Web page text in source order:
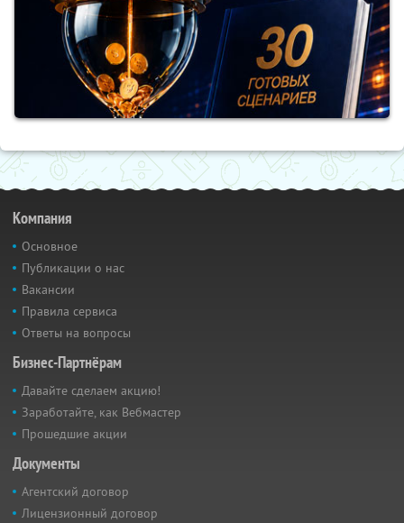
Компания
Основное
Публикации о нас
Вакансии
Правила сервиса
Ответы на вопросы
Бизнес-Партнёрам
Давайте сделаем акцию!
Заработайте, как Вебмастер
Прошедшие акции
Документы
Агентский договор
Лицензионный договор